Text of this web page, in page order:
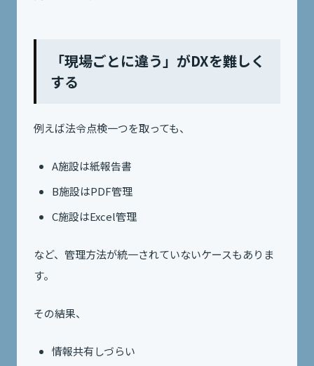
「現場ごとに違う」がDXを難しく
する
例えば法令点検一つを取っても、
A施設は紙報告書
B施設はPDF管理
C施設はExcel管理
など、管理方法が統一されていないケースもありま
す。
その結果、
情報共有しづらい